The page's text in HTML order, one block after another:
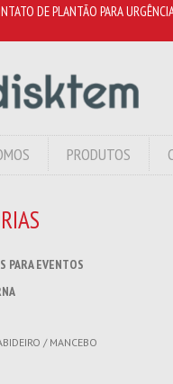
DE PLANTÃO PARA
PRODUTOS
PARA EVENTOS
/ MANCEBO